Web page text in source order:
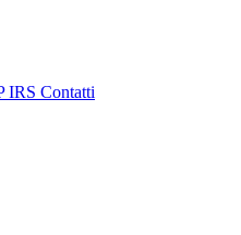
IRS Contatti